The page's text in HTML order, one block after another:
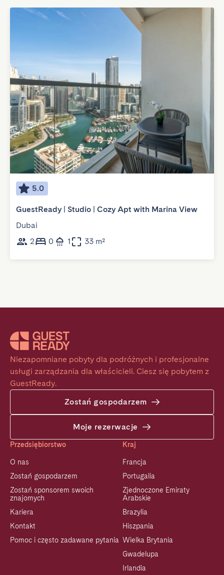
5.0
GuestReady | Studio | Cozy Apt with Marina View
Dubai
2
0 1 33 m²
Niezapomniane pobyty dla podróżnych i profesjonalne
usługi zarządzania dla właścicieli. Ciesz się pobytem z
GuestReady.
Zostań gospodarzem
Moje rezerwacje
Przedsiębiorstwo
O nas
Zostań gospodarzem
Zostań sponsorem swoich
znajomych
Kariera
Kontakt
Pomoc i często zadawane pytania
Kraj
Francja
Portugalia
Zjednoczone Emiraty
Arabskie
Brazylia
Hiszpania
Wielka Brytania
Gwadelupa
Irlandia